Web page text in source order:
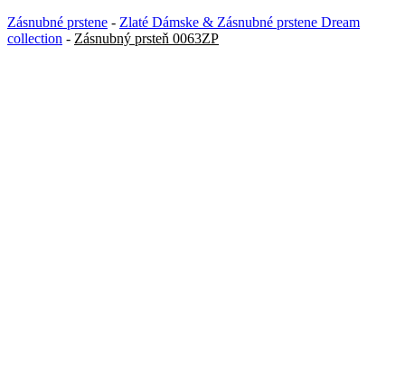
Zásnubné prstene - Zlaté Dámske & Zásnubné prstene Dream
collection - Zásnubný prsteň 0063ZP